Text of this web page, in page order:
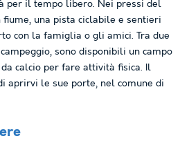
per il tempo libero. Nei pressi del
fiume, una pista ciclabile e sentieri
con la famiglia o gli amici. Tra due
sono disponibili un campo
calcio per fare attività fisica. Il
aprirvi le sue porte, nel comune di